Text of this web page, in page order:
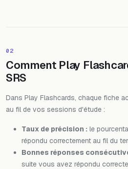
02
Comment Play
SRS
Dans Play Flashcards, chaque fiche
au fil de vos sessions d'étude :
Taux de précision : le
répondu correctement au fil du
Bonnes réponses
suite vous avez répondu